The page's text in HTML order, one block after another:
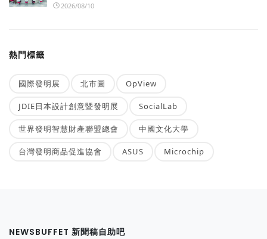
2026/08/10
熱門標籤
國際發明展 北市圖 OpView
JDIE日本設計創意暨發明展 SocialLab
世界發明智慧財產聯盟總會 中國文化大學
台灣發明商品促進協會 ASUS Microchip
NEWSBUFFET 新聞稿自助吧